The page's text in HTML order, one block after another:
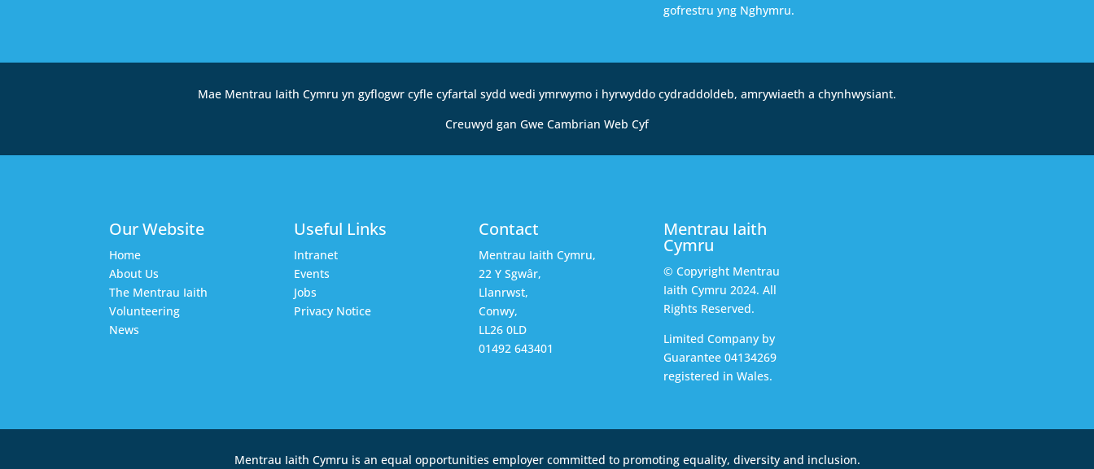
gofrestru yng Nghymru.
Mae Mentrau Iaith Cymru yn gyflogwr cyfle cyfartal sydd wedi ymrwymo i hyrwyddo cydraddoldeb, amrywiaeth a chynhwysiant.
Creuwyd gan Gwe Cambrian Web Cyf
Our Website
Home
About Us
The Mentrau Iaith
Volunteering
News
Useful Links
Intranet
Events
Jobs
Privacy Notice
Contact
Mentrau Iaith Cymru,
22 Y Sgwâr,
Llanrwst,
Conwy,
LL26 0LD
01492 643401
Mentrau Iaith
Cymru
© Copyright Mentrau
Iaith Cymru 2024. All
Rights Reserved.
Limited Company by
Guarantee 04134269
registered in Wales.
Mentrau Iaith Cymru is an equal opportunities employer committed to promoting equality, diversity and inclusion.